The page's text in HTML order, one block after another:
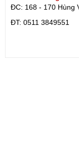
ĐC: 168 - 170 Hùng
ÐT: 0511 3849551